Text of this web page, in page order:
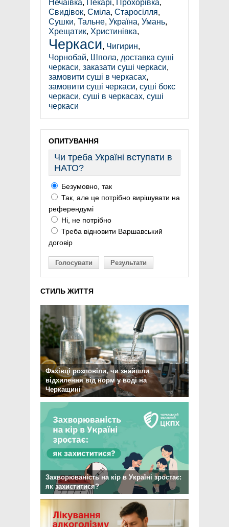
Нечаївка, Пекарі, Прохорівка,
Свидівок, Сміла, Старосілля,
Сушки, Тальне, Україна, Умань,
Хрещатик, Христинівка,
Черкаси, Чигирин,
Чорнобай, Шпола, доставка суші
черкаси, заказати суші черкаси,
замовити суші в черкасах,
замовити суші черкаси, суші бокс
черкаси, суші в черкасах, суші
черкаси
ОПИТУВАННЯ
Чи треба Україні вступати в
НАТО?
Безумовно, так
Так, але це потрібно вирішувати на
референдумі
Ні, не потрібно
Треба відновити Варшавський
договір
Голосувати Результати
СТИЛЬ ЖИТТЯ
Фахівці розповіли, чи знайшли
відхилення від норм у воді на
Черкащині
Захворюваність на кір в Україні зростає:
як захиститися?